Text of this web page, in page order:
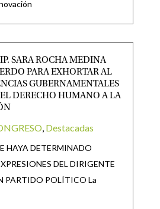
SARA ROCHA MEDINA
PARA EXHORTAR AL
GUBERNAMENTALES
DERECHO HUMANO A LA
Destacadas
HAYA DETERMINADO
DEL DIRIGENTE
PARTIDO POLÍTICO La